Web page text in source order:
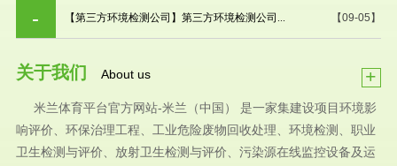
【09-05】
【第三方环境检测公司】第三方环境检测公司...
关于我们 About us +
米兰体育平台官方网站-米兰（中国） 是一家集建设项目环境影
响评价、环保治理工程、工业危险废物回收处理、环境检测、职业
卫生检测与评价、放射卫生检测与评价、污染源在线监控设备及运